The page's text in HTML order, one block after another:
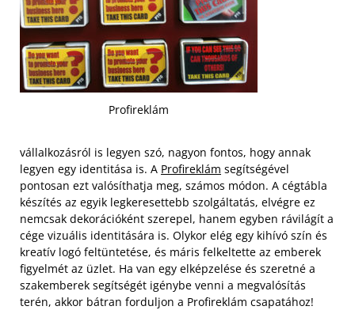
Profireklám
vállalkozásról is legyen szó, nagyon fontos, hogy annak
legyen egy identitása is. A Profireklám segítségével
pontosan ezt valósíthatja meg, számos módon. A cégtábla
készítés az egyik legkeresettebb szolgáltatás, elvégre ez
nemcsak dekorációként szerepel, hanem egyben rávilágít a
cége vizuális identitására is. Olykor elég egy kihívó szín és
kreatív logó feltüntetése, és máris felkeltette az emberek
figyelmét az üzlet. Ha van egy elképzelése és szeretné a
szakemberek segítségét igénybe venni a megvalósítás
terén, akkor bátran forduljon a Profireklám csapatához!